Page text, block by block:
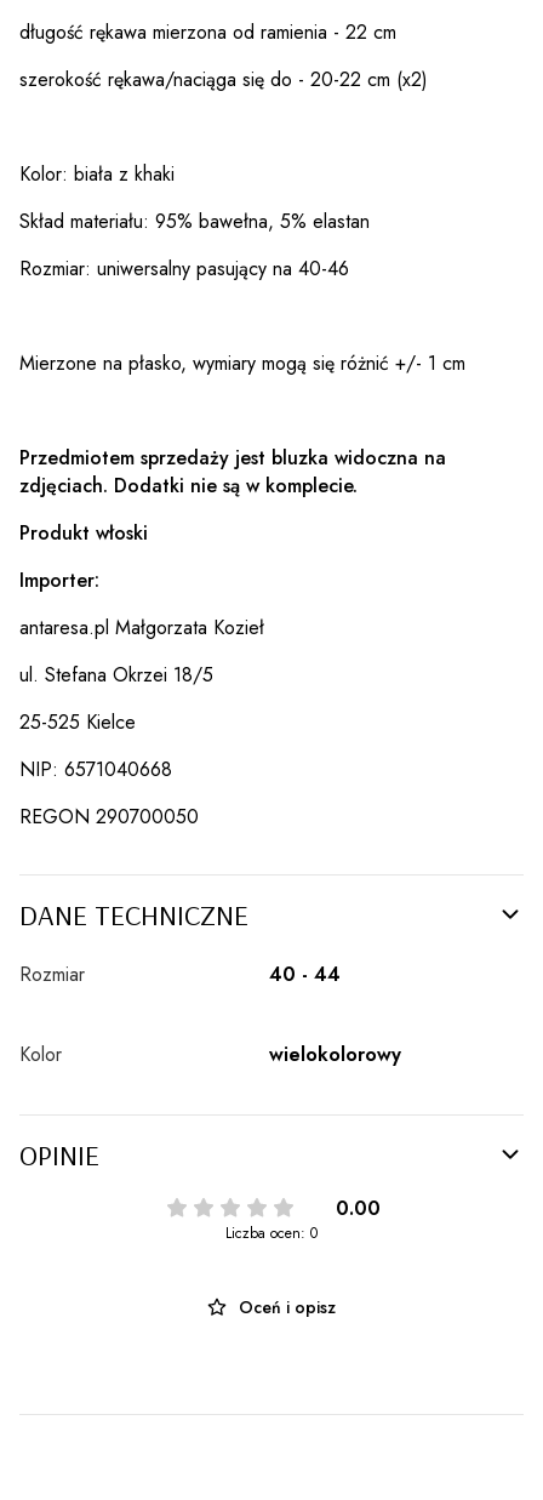
długość rękawa mierzona od ramienia - 22 cm
szerokość rękawa/naciąga się do - 20-22 cm (x2)
Kolor: biała z khaki
Skład materiału: 95% bawełna, 5% elastan
Rozmiar: uniwersalny pasujący na 40-46
Mierzone na płasko, wymiary mogą się różnić +/- 1 cm
Przedmiotem sprzedaży jest bluzka widoczna na
zdjęciach. Dodatki nie są w komplecie.
Produkt włoski
Importer:
antaresa.pl Małgorzata Kozieł
ul. Stefana Okrzei 18/5
25-525 Kielce
NIP: 6571040668
REGON 290700050
DANE TECHNICZNE
Rozmiar 40 - 44
Kolor wielokolorowy
OPINIE
0.00
Liczba ocen: 0
Oceń i opisz